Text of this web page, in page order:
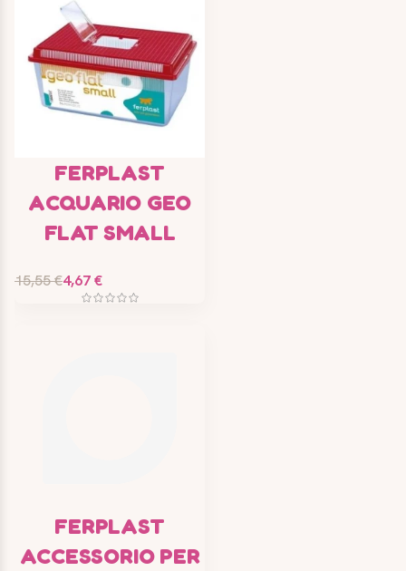
FERPLAST
ACQUARIO GEO
FLAT SMALL
15,55 €4,67 €
FERPLAST
ACCESSORIO PER